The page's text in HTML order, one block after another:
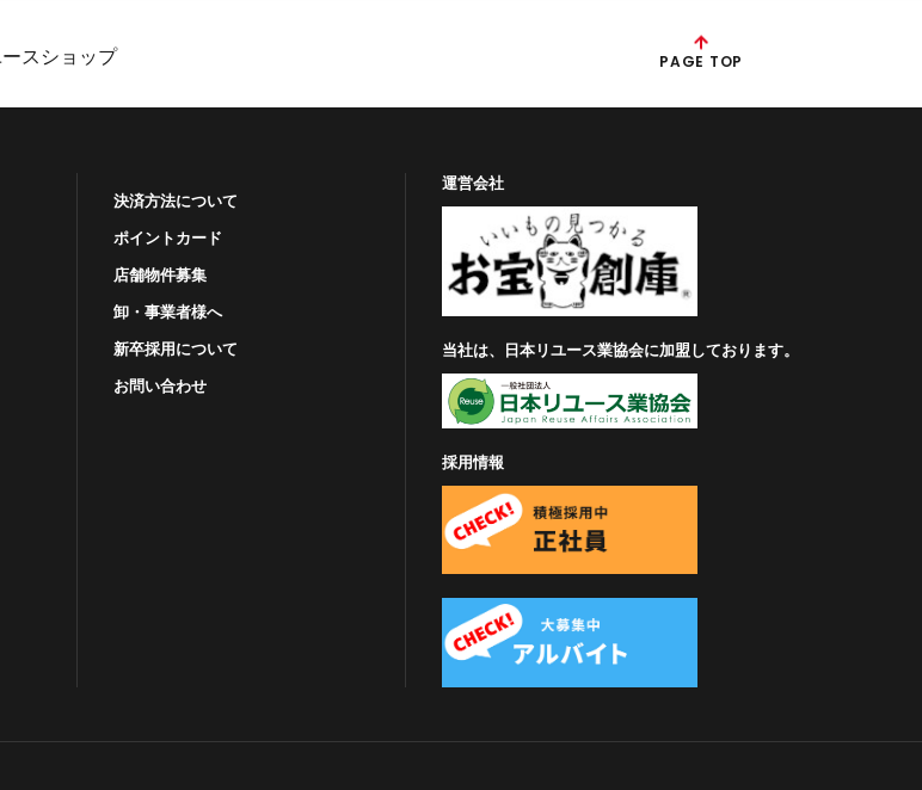
スショップ PAGE TOP
決済方法について
ポイントカード
店舗物件募集
卸・事業者様へ
新卒採用について
お問い合わせ
運営会社
当社は、日本リユース業協会に加盟しております。
採用情報